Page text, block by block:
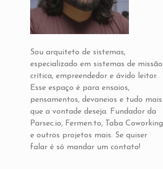
Sou arquiteto de sistemas,
especializado em sistemas de missão
crítica, empreendedor e ávido leitor.
Esse espaço é para ensaios,
pensamentos, devaneios e tudo mais
que a vontade deseja. Fundador da
Parsec.io, Fermen.to, Taba Coworking
e outros projetos mais. Se quiser
falar é só mandar um contato!